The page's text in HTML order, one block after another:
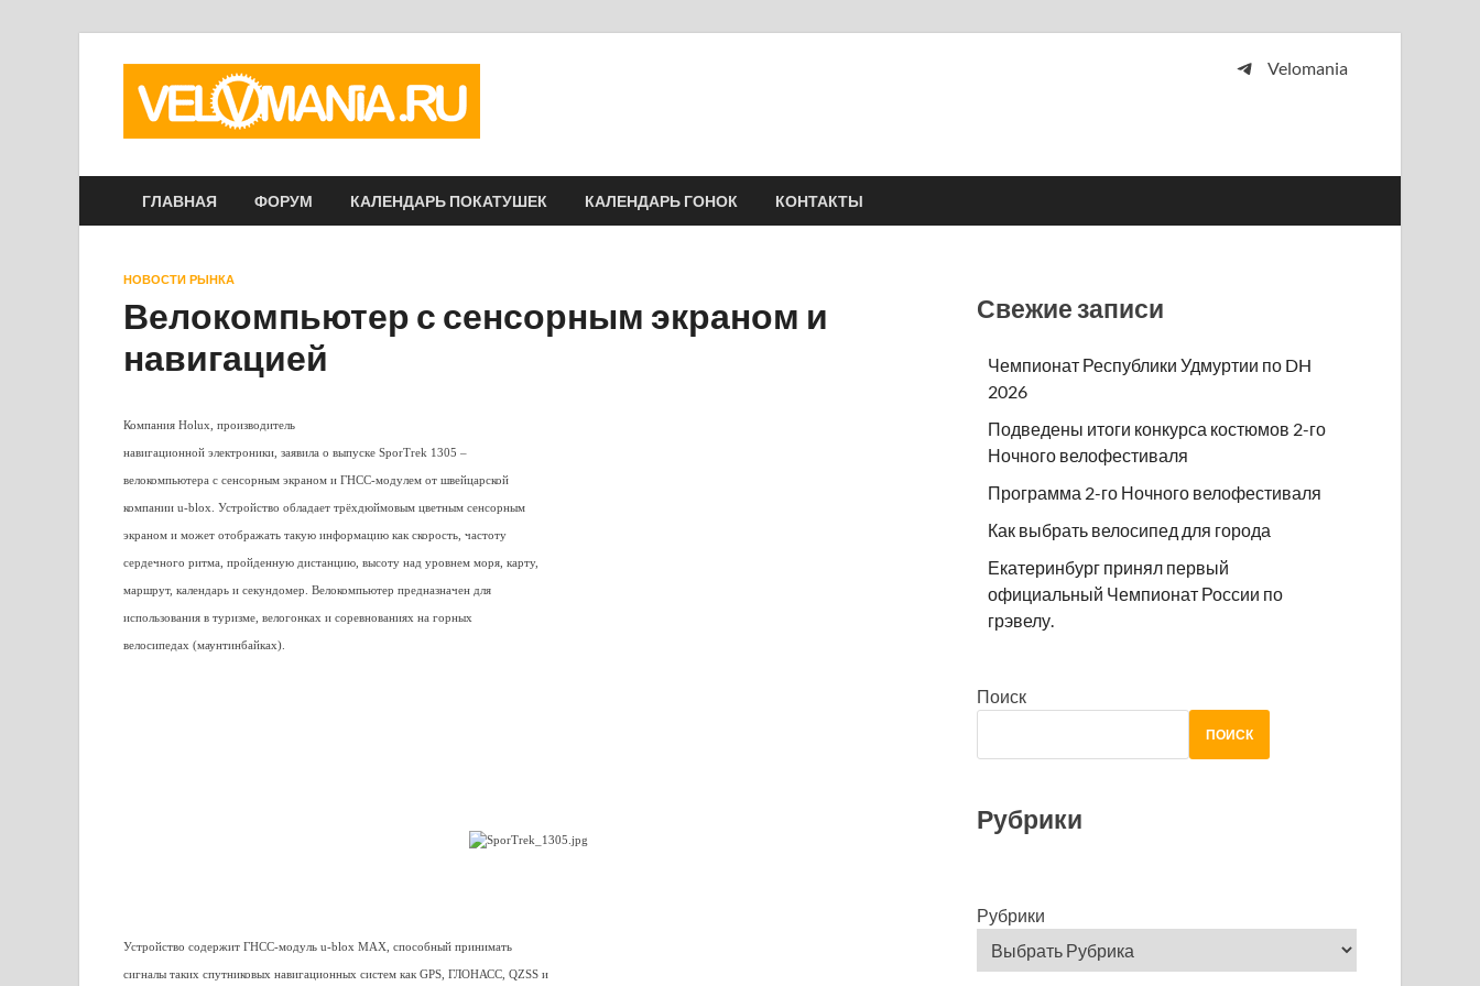
Velomania
ГЛАВНАЯ ФОРУМ КАЛЕНДАРЬ ПОКАТУШЕК КАЛЕНДАРЬ ГОНОК КОНТАКТЫ
НОВОСТИ РЫНКА
Велокомпьютер с сенсорным экраном и
навигацией
Компания Holux, производитель
навигационной электроники, заявила о выпуске SporTrek 1305 –
велокомпьютера с сенсорным экраном и ГНСС-модулем от швейцарской
компании u-blox. Устройство обладает трёхдюймовым цветным сенсорным
экраном и может отображать такую информацию как скорость, частоту
сердечного ритма, пройденную дистанцию, высоту над уровнем моря, карту,
маршрут, календарь и секундомер. Велокомпьютер предназначен для
использования в туризме, велогонках и соревнованиях на горных
велосипедах (маунтинбайках).
Устройство содержит ГНСС-модуль u-blox MAX, способный принимать
сигналы таких спутниковых навигационных систем как GPS, ГЛОНАСС, QZSS и
Свежие записи
Чемпионат Республики Удмуртии по DH
2026
Подведены итоги конкурса костюмов 2-го
Ночного велофестиваля
Программа 2-го Ночного велофестиваля
Как выбрать велосипед для города
Екатеринбург принял первый
официальный Чемпионат России по
грэвелу.
Поиск
ПОИСК
Рубрики
Рубрики